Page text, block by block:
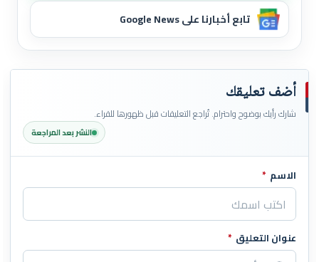
تابع أخبارنا على Google News
أضف تعليقك
شارك رأيك بوضوح واحترام. تُراجع التعليقات قبل ظهورها للقراء.
النشر بعد المراجعة
اترك هذا الحقل فارغاً
الاسم *
عنوان التعليق *